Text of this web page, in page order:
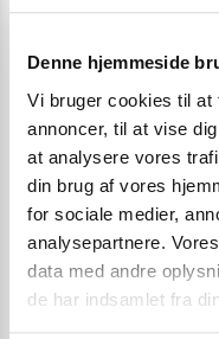
Denne hjemmeside
Vi bruger cookies til at
annoncer, til at vise
at analysere vores
din brug af vores
for sociale medier,
analysepartnere.
data med andre
de har indsamlet fra